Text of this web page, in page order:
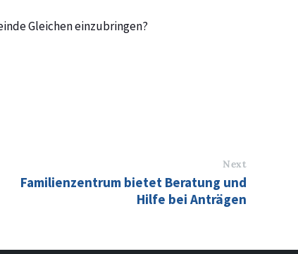
Gleichen einzubringen?
Next
Familienzentrum bietet Beratung und
Hilfe bei Anträgen